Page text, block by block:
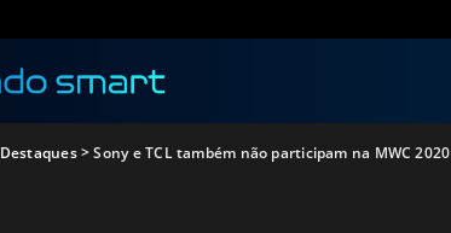
Destaques>Sony e TCL também não participam na MWC 2020